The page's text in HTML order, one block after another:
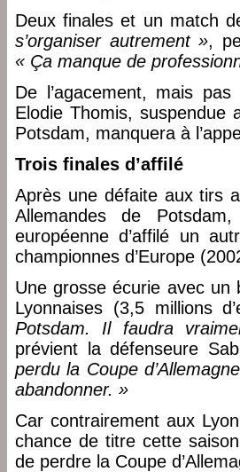
Deux finales et un match
s’organiser autrement »,
« Ça manque de
De l’agacement, mais
Elodie Thomis,
Potsdam, manquera à
Trois finales d’affilé
Après une défaite aux tirs
Allemandes de
européenne d’affilé un
championnes d’Europe
Une grosse écurie avec
Lyonnaises (3,5 millions
Potsdam. Il faudra
prévient la défenseure
perdu la Coupe
abandonner. »
Car contrairement aux
chance de titre cette
de perdre la Coupe